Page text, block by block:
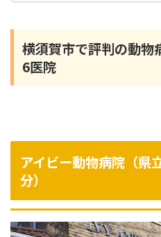
横須賀市で評判の動物
6医院
アイビー動物病院（県
分）